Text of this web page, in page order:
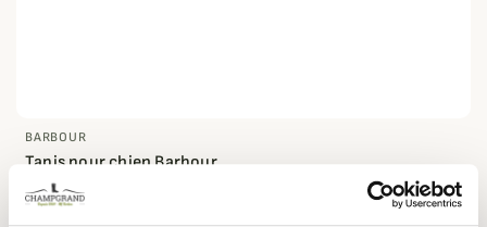
BARBOUR
Tapis pour chien Barbour
89,95 €